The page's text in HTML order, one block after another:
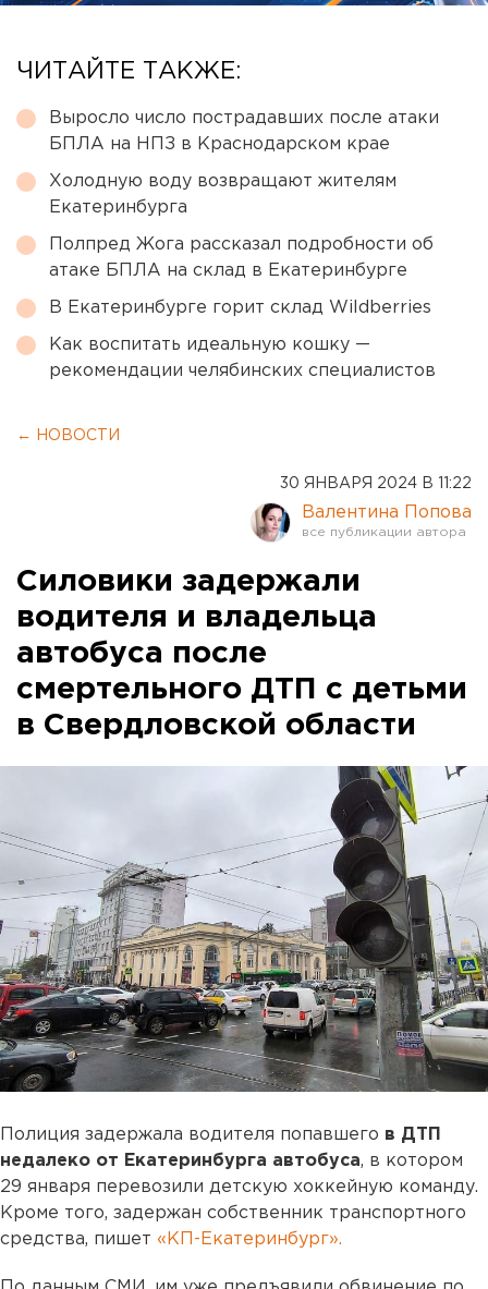
ЧИТАЙТЕ ТАКЖЕ:
Выросло число пострадавших после атаки
БПЛА на НПЗ в Краснодарском крае
Холодную воду возвращают жителям
Екатеринбурга
Полпред Жога рассказал подробности об
атаке БПЛА на склад в Екатеринбурге
В Екатеринбурге горит склад Wildberries
Как воспитать идеальную кошку —
рекомендации челябинских специалистов
← НОВОСТИ
30 ЯНВАРЯ 2024 В 11:22
Валентина Попова
Силовики задержали
водителя и владельца
автобуса после
смертельного ДТП с детьми
в Свердловской области
Полиция задержала водителя попавшего в ДТП
недалеко от Екатеринбурга автобуса, в котором
29 января перевозили детскую хоккейную команду.
Кроме того, задержан собственник транспортного
средства, пишет «КП-Екатеринбург».